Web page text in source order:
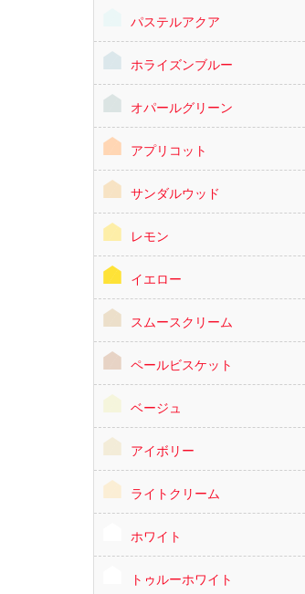
パステルアクア
ホライズンブルー
オパールグリーン
アプリコット
サンダルウッド
レモン
イエロー
スムースクリーム
ペールビスケット
ベージュ
アイボリー
ライトクリーム
ホワイト
トゥルーホワイト